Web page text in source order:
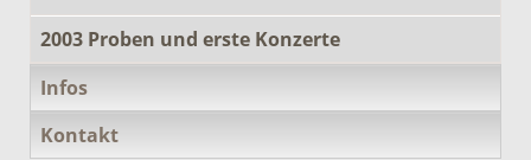
2003 Proben und erste Konzerte
Infos
Kontakt